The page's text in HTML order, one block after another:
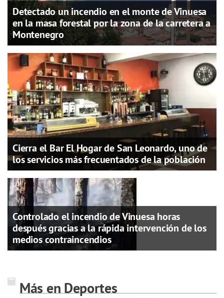
Detectado un incendio en el monte de Vinuesa
en la masa forestal por la zona de la carretera a
Montenegro
Cierra el Bar El Hogar de San Leonardo, uno de
los servicios más frecuentados de la población
Controlado el incendio de Vinuesa horas
después gracias a la rápida intervención de los
medios contraincendios
Más en Deportes